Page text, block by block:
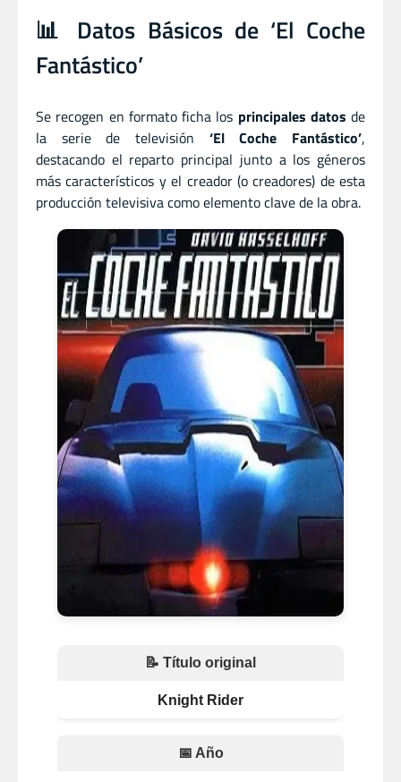
📊 Datos Básicos de ‘El Coche
Fantástico’
Se recogen en formato ficha los principales datos de
la serie de televisión ‘El Coche Fantástico’,
destacando el reparto principal junto a los géneros
más característicos y el creador (o creadores) de esta
producción televisiva como elemento clave de la obra.
📝 Título original
Knight Rider
📅 Año